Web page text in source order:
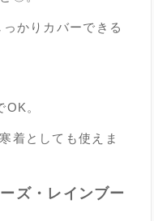
かりカバーできる
。
着としても使えま
ズ・レインブー